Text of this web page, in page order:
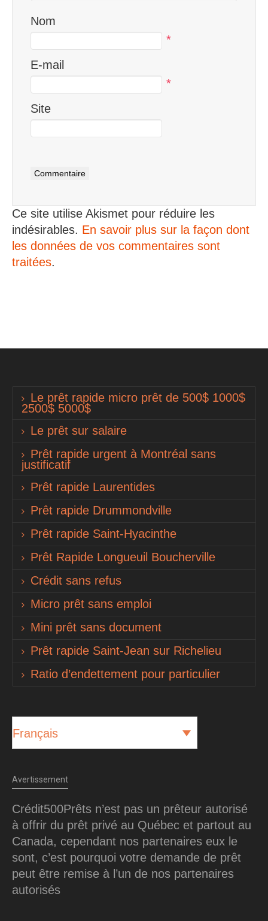
Nom
*
E-mail
*
Site
Ce site utilise Akismet pour réduire les
indésirables. En savoir plus sur la façon dont
les données de vos commentaires sont
traitées.
Le prêt rapide micro prêt de 500$ 1000$
2500$ 5000$
Le prêt sur salaire
Prêt rapide urgent à Montréal sans
justificatif
Prêt rapide Laurentides
Prêt rapide Drummondville
Prêt rapide Saint-Hyacinthe
Prêt Rapide Longueuil Boucherville
Crédit sans refus
Micro prêt sans emploi
Mini prêt sans document
Prêt rapide Saint-Jean sur Richelieu
Ratio d’endettement pour particulier
Français
Avertissement
Crédit500Prêts n’est pas un prêteur autorisé
à offrir du prêt privé au Québec et partout au
Canada, cependant nos partenaires eux le
sont, c’est pourquoi votre demande de prêt
peut être remise à l’un de nos partenaires
autorisés